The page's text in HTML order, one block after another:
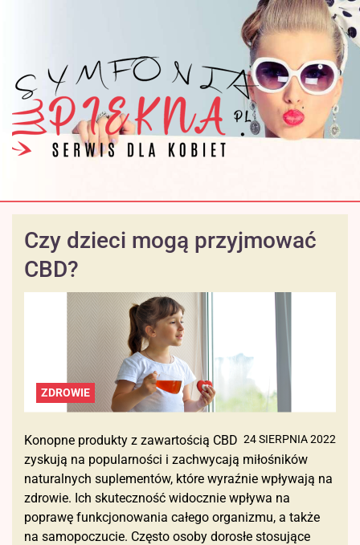
Czy dzieci mogą przyjmować
CBD?
ZDROWIE
24 SIERPNIA 2022
Konopne produkty z zawartością CBD
zyskują na popularności i zachwycają miłośników
naturalnych suplementów, które wyraźnie wpływają na
zdrowie. Ich skuteczność widocznie wpływa na
poprawę funkcjonowania całego organizmu, a także
na samopoczucie. Często osoby dorosłe stosujące